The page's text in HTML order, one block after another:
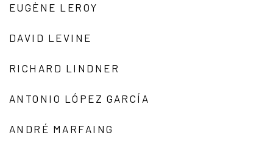
EUGÈNE LEROY
DAVID LEVINE
RICHARD LINDNER
ANTONIO LÓPEZ GARCÍA
ANDRÉ MARFAING